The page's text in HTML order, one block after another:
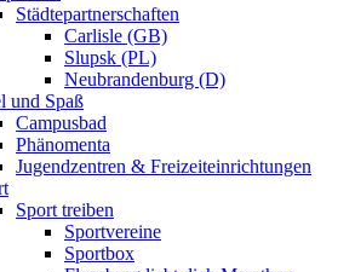
Städtepartnerschaften
Carlisle (GB)
Slupsk (PL)
Neubrandenburg (D)
und Spaß
Campusbad
Phänomenta
Jugendzentren & Freizeiteinrichtungen
Sport treiben
Sportvereine
Sportbox